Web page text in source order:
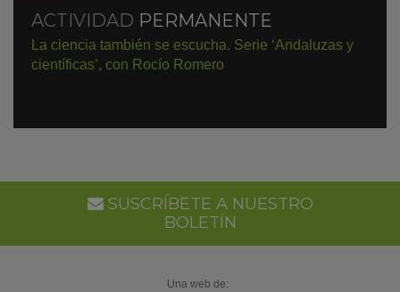
ACTIVIDAD PERMANENTE
La ciencia también se escucha. Serie ‘Andaluzas y
científicas’, con Rocío Romero
SUSCRÍBETE A NUESTRO
BOLETÍN
Una web de: